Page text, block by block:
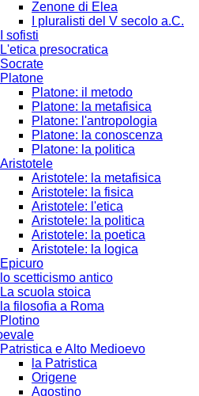
Zenone di Elea
I pluralisti del V secolo a.C.
I sofisti
L'etica presocratica
Socrate
Platone
Platone: il metodo
Platone: la metafisica
Platone: l'antropologia
Platone: la conoscenza
Platone: la politica
Aristotele
Aristotele: la metafisica
Aristotele: la fisica
Aristotele: l'etica
Aristotele: la politica
Aristotele: la poetica
Aristotele: la logica
Epicuro
lo scetticismo antico
La scuola stoica
la filosofia a Roma
Plotino
Patristica e Alto Medioevo
la Patristica
Origene
Agostino